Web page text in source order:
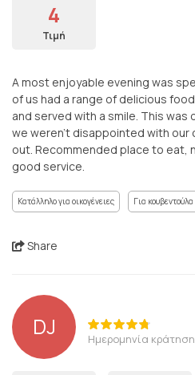
4
Τιμή
A most enjoyable evening was
of us had a range of delicious
and served with a smile. This was
we weren’t disappointed with our
out. Recommended place to eat,
good service.
Κατάλληλο για οικογένειες Για κουβεντούλα
Share
DJ Ημερομηνία